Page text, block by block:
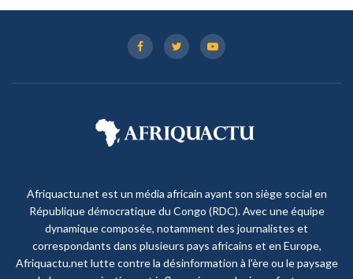
Afriquactu.net est un média africain ayant son siège social en
République démocratique du Congo (RDC). Avec une équipe
dynamique composée, notamment des journalistes et
correspondants dans plusieurs pays africains et en Europe,
Afriquactu.net lutte contre la désinformation à l'ère ou le paysage